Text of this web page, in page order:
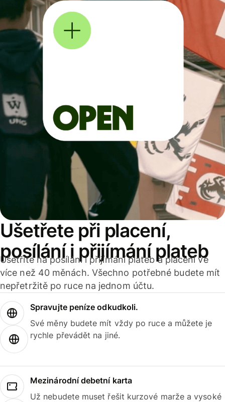
Ušetřete při placení,
posílání i přijímání plateb
Ušetříte na posílání i přijímání plateb a placení ve
více než 40 měnách. Všechno potřebné budete mít
nepřetržitě po ruce na jednom účtu.
Spravujte peníze odkudkoli.
Své měny budete mít vždy po ruce a můžete je
rychle převádět na jiné.
Mezinárodní debetní karta
Už nebudete muset řešit kurzové marže a vysoké